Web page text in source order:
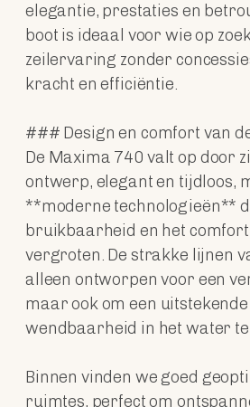
elegantie, prestaties en
boot is ideaal voor wie op
zeilervaring zonder
kracht en efficiëntie.
### Design en comfort van
De Maxima 740 valt op door
ontwerp, elegant en tijdloos,
**moderne technologieën**
bruikbaarheid en het
vergroten. De strakke lijnen
alleen ontworpen voor een
maar ook om een
wendbaarheid in het water
Binnen vinden we goed
ruimtes, perfect om